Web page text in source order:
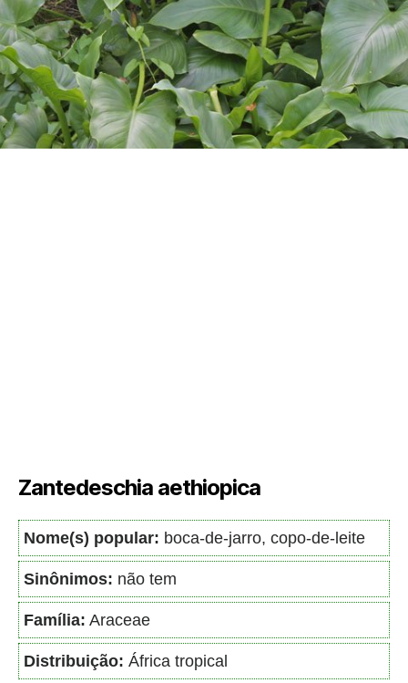
Zantedeschia aethiopica
Nome(s) popular: boca-de-jarro, copo-de-leite
Sinônimos: não tem
Família: Araceae
Distribuição: África tropical